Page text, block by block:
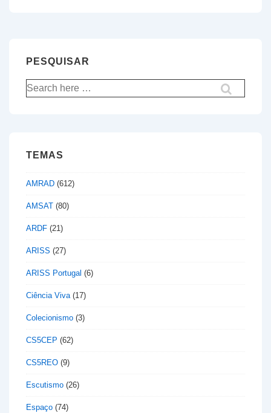
PESQUISAR
Pesquisar
por:
TEMAS
AMRAD (612)
AMSAT (80)
ARDF (21)
ARISS (27)
ARISS Portugal (6)
Ciência Viva(17)
Colecionismo (3)
CS5CEP (62)
CS5REO (9)
Escutismo (26)
Espaço (74)